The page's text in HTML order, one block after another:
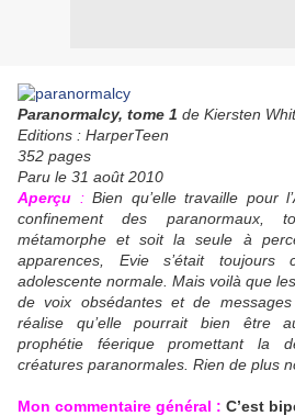
Paranormalcy, tome 1 de Kiersten
Editions : HarperTeen
352 pages
Paru le 31 août 2010
Aperçu :Bien qu’elle travaille pour
confinement des paranormaux,
métamorphe et soit la seule à
apparences, Evie s’était toujours
adolescente normale. Mais voilà que
de voix obsédantes et de
réalise qu’elle pourrait bien être
prophétie féerique promettant la
créatures paranormales. Rien de plus
Mon commentaire général : C’est